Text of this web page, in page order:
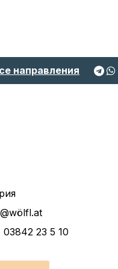
направления
23 5 10